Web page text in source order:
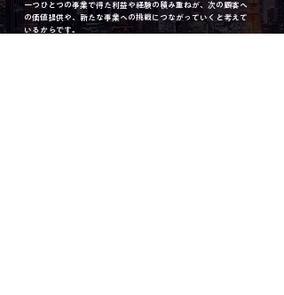
一つひとつの事業で得た利益や経験の積み重ねが、次の顧客へ
の価値提供や、新たな事業への挑戦につながっていくと考えて
いるからです。